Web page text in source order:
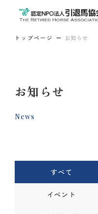
トップページ お知らせ
お知らせ
News
すべて
イベント